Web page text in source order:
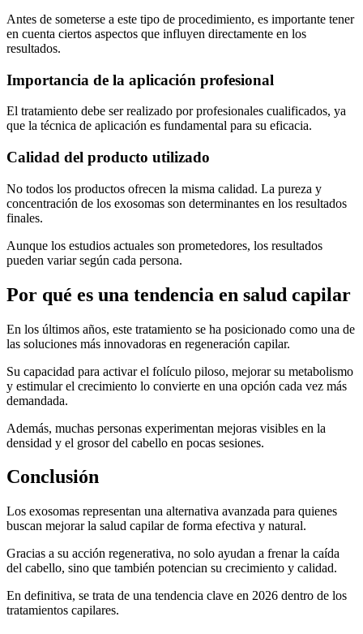
Antes de someterse a este tipo de procedimiento, es importante tener
en cuenta ciertos aspectos que influyen directamente en los
resultados.
Importancia de la aplicación profesional
El tratamiento debe ser realizado por profesionales cualificados, ya
que la técnica de aplicación es fundamental para su eficacia.
Calidad del producto utilizado
No todos los productos ofrecen la misma calidad. La pureza y
concentración de los exosomas son determinantes en los resultados
finales.
Aunque los estudios actuales son prometedores, los resultados
pueden variar según cada persona.
Por qué es una tendencia en salud capilar
En los últimos años, este tratamiento se ha posicionado como una de
las soluciones más innovadoras en regeneración capilar.
Su capacidad para activar el folículo piloso, mejorar su metabolismo
y estimular el crecimiento lo convierte en una opción cada vez más
demandada.
Además, muchas personas experimentan mejoras visibles en la
densidad y el grosor del cabello en pocas sesiones.
Conclusión
Los exosomas representan una alternativa avanzada para quienes
buscan mejorar la salud capilar de forma efectiva y natural.
Gracias a su acción regenerativa, no solo ayudan a frenar la caída
del cabello, sino que también potencian su crecimiento y calidad.
En definitiva, se trata de una tendencia clave en 2026 dentro de los
tratamientos capilares.